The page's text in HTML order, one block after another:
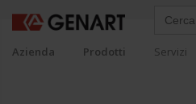
Azienda Prodotti Servizi